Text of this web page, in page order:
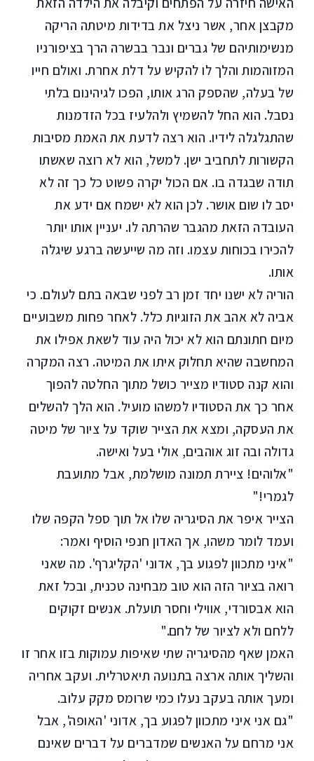
מקבצן אחר, אשר ניצל את בדידות מיטתה הריקה
מנשימותיהם של גברים ונבר בבשרה הרך בציפורניו
המזוהמות והלך לו להקיש על דלת אחרת. ואולם חייו
של בעלה, שהספק הרג אותו, הפכו לגיהינום בלתי
נסבל. הוא החל להשמיץ ולהלעיז בכל הזדמנות
שהתגלגלה לידיו. הוא רצה לדעת את האמת מסיבות
הקשורות לתחביב ישן. למשל, הוא לא רוצה שאשתו
תודה שבגדה בו. אם הכול יקרה פשוט כל כך זה לא
יסב לו שום אושר. לכן הוא לא ישמח אם ידע את
העובדה הזאת מהגבר שהרתה לו. יעניין אותו יותר
להכירו בכוחות עצמו. וזה מה שייעשה ברגע שיגלה
אותו.
הוריה לא ישנו יחד זמן רב לפני שבאה בתם לעולם. כי
אביה לא אהב את הזוגיות כלל. לאחר פחות משבועיים
מיום חתונתם הוא לא יכול היה עוד לשאת אפילו את
המחשבה שהיא תחלוק איתו את המיטה. רצה המקרה
והוא קנה סטודיו מצייר כושל מתוך החלטה להפוך
אחר כך את הסטודיו למשהו מועיל. הוא הלך להשלים
את העסקה, ומצא את הצייר שוקד על ציור של מיטה
גדולה ובה זוג אוהבים, אולי בעל ואישה.
"אלוהים! ציירת תמונה מושלמת, אבל מתועבת
לגמרי!"
הצייר איפר את הסיגריה שלו אל תוך ספל הקפה שלו
ועמד לומר משהו, אך האדון חנפי הוסיף ואמר:
"איני מתכוון לפגוע בך, אדוני 'הקליגרף'. מה שאני
רואה בציור הזה הוא טוב מבחינה טכנית, ובכל זאת
הוא אבסורדי, אווילי וחסר תועלת. אנשים זקוקים
ללחם ולא לציור של לחם."
האמן שאף מהסיגריה שתי שאיפות עמוקות בזו אחר זו
והשליך אותה ארצה בתנועה תיאטרלית. ועקב אחריה
ומעך אותה בעקב נעלו כמי שרומס מקק עלוב.
"גם אני איני מתכוון לפגוע בך, אדוני 'האופה', אבל
אני מרחם על האנשים שמדברים על דברים שאינם